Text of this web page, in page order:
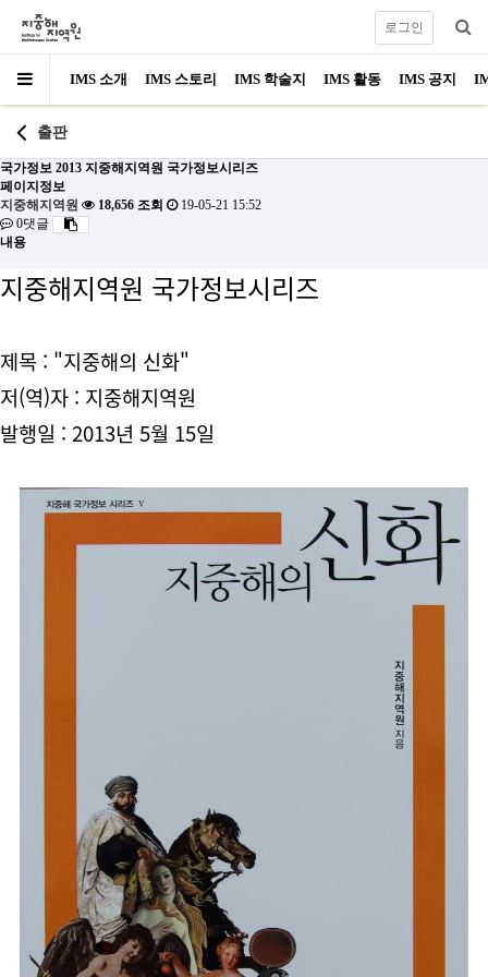
IMS 소개 IMS 스토리 IMS 학술지 IMS 활동 IMS 공지
로그인
출판
국가정보 2013 지중해지역원 국가정보시리즈
페이지정보
지중해지역원
18,656 조회
19-05-21 15:52
0댓글
내용
지중해지역원 국가정보시리즈
제목 : "지중해의 신화"
저(역)자 : 지중해지역원
발행일 : 2013년 5월 15일